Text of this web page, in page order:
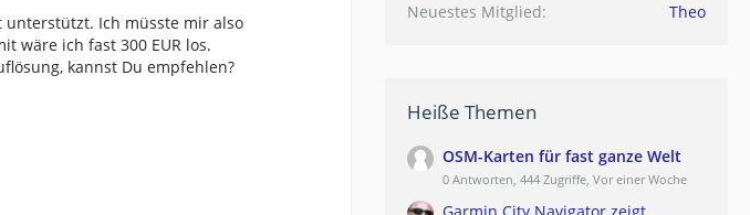
unterstützt. Ich müsste mir also
wäre ich fast 300 EUR los.
kannst Du empfehlen?
Neuestes Mitglied
Theo
Heiße Themen
OSM-Karten für fast ganze Welt
0 Antworten, 444 Zugriffe, Vor einer Woche